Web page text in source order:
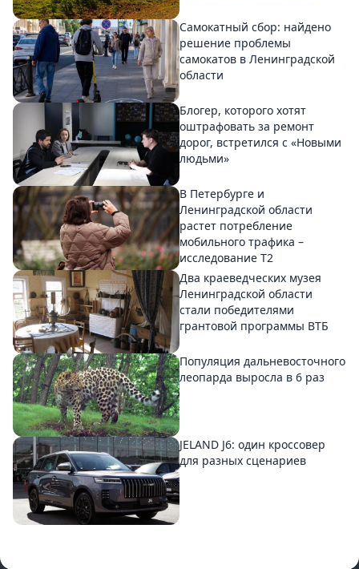
Самокатный сбор: найдено
решение проблемы
самокатов в Ленинградской
области
Блогер, которого хотят
оштрафовать за ремонт
дорог, встретился с «Новыми
людьми»
В Петербурге и
Ленинградской области
растет потребление
мобильного трафика –
исследование T2
Два краеведческих музея
Ленинградской области
стали победителями
грантовой программы ВТБ
Популяция дальневосточного
леопарда выросла в 6 раз
JELAND J6: один кроссовер
для разных сценариев